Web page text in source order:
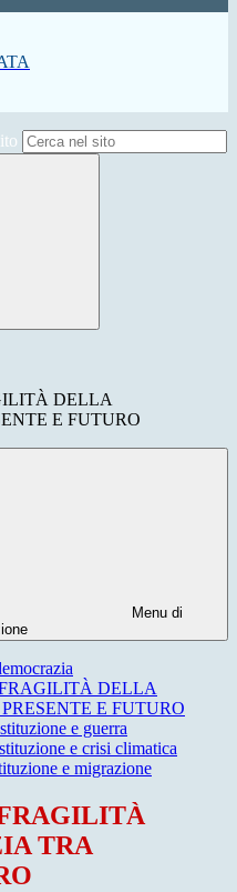
DELLA
E FUTURO
Menu di
FRAGILITÀ DELLA
E FUTURO
e guerra
e crisi climatica
e migrazione
FRAGILITÀ
TRA